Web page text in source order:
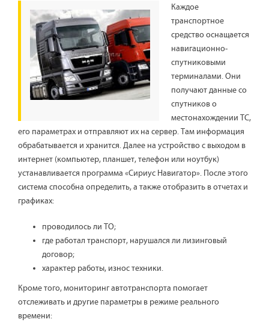
Каждое
транспортное
средство оснащается
навигационно-
спутниковыми
терминалами. Они
получают данные со
спутников о
местонахождении ТС,
его параметрах и отправляют их на сервер. Там информация
обрабатывается и хранится. Далее на устройство с выходом в
интернет (компьютер, планшет, телефон или ноутбук)
устанавливается программа «Сириус Навигатор». После этого
система способна определить, а также отобразить в отчетах и
графиках:
проводилось ли ТО;
где работал транспорт, нарушался ли лизинговый
договор;
характер работы, износ техники.
Кроме того, мониторинг автотранспорта помогает
отслеживать и другие параметры в режиме реального
времени: